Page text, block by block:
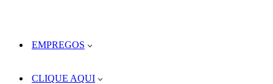
EMPREGOS
CLIQUE AQUI